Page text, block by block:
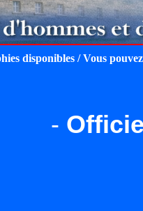
disponibles / Vous
-